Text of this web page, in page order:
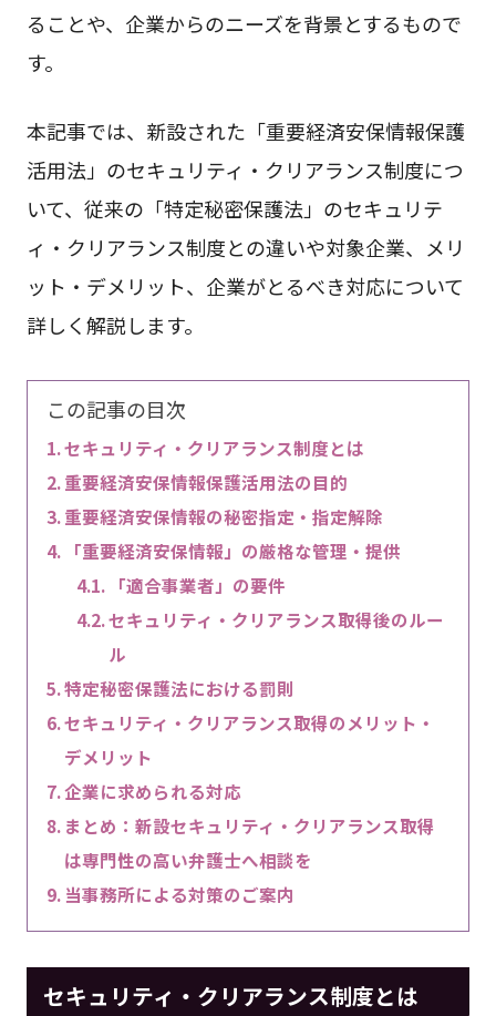
ることや、企業からのニーズを背景とするもので
す。
本記事では、新設された「重要経済安保情報保護
活用法」のセキュリティ・クリアランス制度につ
いて、従来の「特定秘密保護法」のセキュリテ
ィ・クリアランス制度との違いや対象企業、メリ
ット・デメリット、企業がとるべき対応について
詳しく解説します。
この記事の目次
セキュリティ・クリアランス制度とは
重要経済安保情報保護活用法の目的
重要経済安保情報の秘密指定・指定解除
「重要経済安保情報」の厳格な管理・提供
「適合事業者」の要件
セキュリティ・クリアランス取得後のルー
ル
特定秘密保護法における罰則
セキュリティ・クリアランス取得のメリット・
デメリット
企業に求められる対応
まとめ：新設セキュリティ・クリアランス取得
は専門性の高い弁護士へ相談を
当事務所による対策のご案内
セキュリティ・クリアランス制度とは